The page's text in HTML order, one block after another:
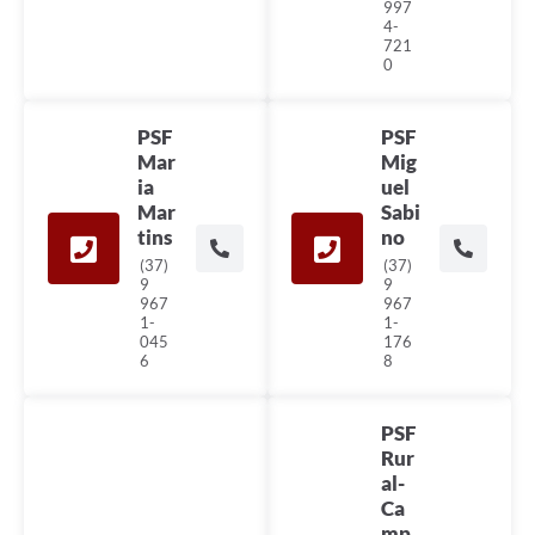
997
4-
721
0
PSF
Mar
ia
Mar
tins
(37)
9
967
1-
045
6
PSF
Mig
uel
Sabi
no
(37)
9
967
1-
176
8
PSF
Rur
al-
Ca